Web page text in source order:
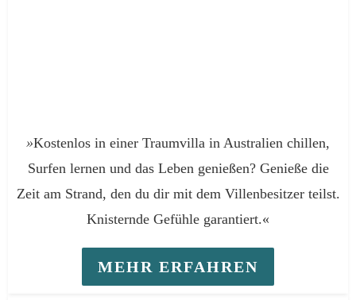
»Kostenlos in einer Traumvilla in Australien chillen,
Surfen lernen und das Leben genießen? Genieße die
Zeit am Strand, den du dir mit dem Villenbesitzer teilst.
Knisternde Gefühle garantiert.«
MEHR ERFAHREN